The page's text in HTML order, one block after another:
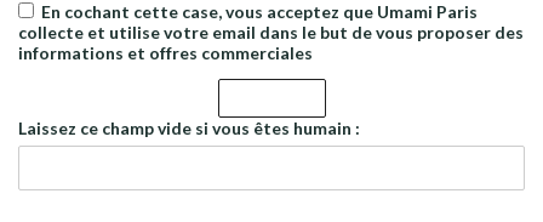
En cochant cette case, vous acceptez que Umami Paris
collecte et utilise votre email dans le but de vous proposer des
informations et offres commerciales
Laissez ce champ vide si vous êtes humain :